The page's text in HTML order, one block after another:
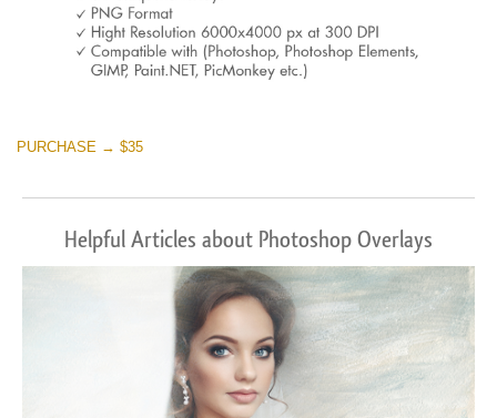
PURCHASE → $35
Helpful Articles about Photoshop Overlays